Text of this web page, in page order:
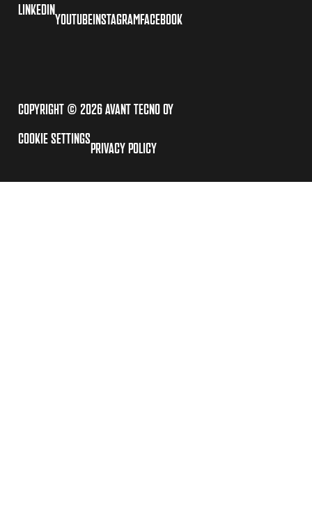
LINKEDIN
YOUTUBEINSTAGRAMFACEBOOK
COPYRIGHT © 2026 AVANT TECNO OY
COOKIE SETTINGS
PRIVACY POLICY